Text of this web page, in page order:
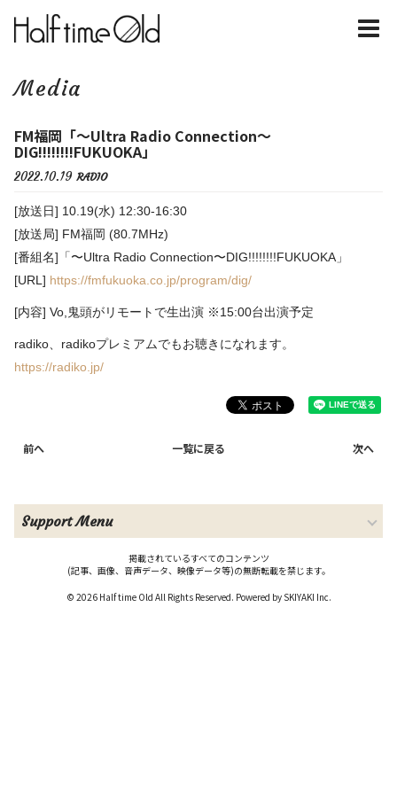
Media
FM福岡「〜Ultra Radio Connection〜
DIG!!!!!!!!FUKUOKA」
2022.10.19 RADIO
[放送日] 10.19(水) 12:30-16:30
[放送局] FM福岡 (80.7MHz)
[番組名]「〜Ultra Radio Connection〜DIG!!!!!!!!FUKUOKA」
[URL] https://fmfukuoka.co.jp/program/dig/
[内容] Vo,鬼頭がリモートで生出演 ※15:00台出演予定
radiko、radikoプレミアムでもお聴きになれます。
https://radiko.jp/
前へ 一覧に戻る 次へ
Support Menu
掲載されているすべてのコンテンツ
(記事、画像、音声データ、映像データ等)の無断転載を禁じます。
© 2026 Half time Old All Rights Reserved. Powered by SKIYAKI Inc.